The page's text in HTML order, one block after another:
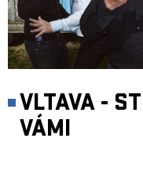
VLTAVA -
VÁMI